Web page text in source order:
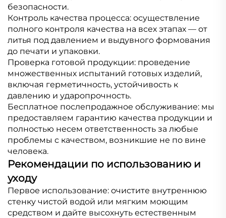
безопасности.
Контроль качества процесса: осуществление
полного контроля качества на всех этапах — от
литья под давлением и выдувного формования
до печати и упаковки.
Проверка готовой продукции: проведение
множественных испытаний готовых изделий,
включая герметичность, устойчивость к
давлению и ударопрочность.
Бесплатное послепродажное обслуживание: мы
предоставляем гарантию качества продукции и
полностью несем ответственность за любые
проблемы с качеством, возникшие не по вине
человека.
Рекомендации по использованию и
уходу
Первое использование: очистите внутреннюю
стенку чистой водой или мягким моющим
средством и дайте высохнуть естественным